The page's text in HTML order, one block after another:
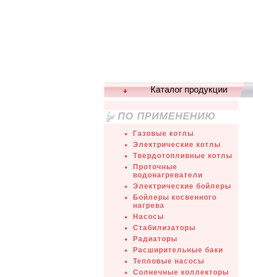
Каталог продукции
ПО ПРИМЕНЕНИЮ
Газовые котлы
Электрические котлы
Твердотопливные котлы
Проточные
водонагреватели
Электрические бойлеры
Бойлеры косвенного
нагрева
Насосы
Стабилизаторы
Радиаторы
Расширительные баки
Тепловые насосы
Солнечные коллекторы